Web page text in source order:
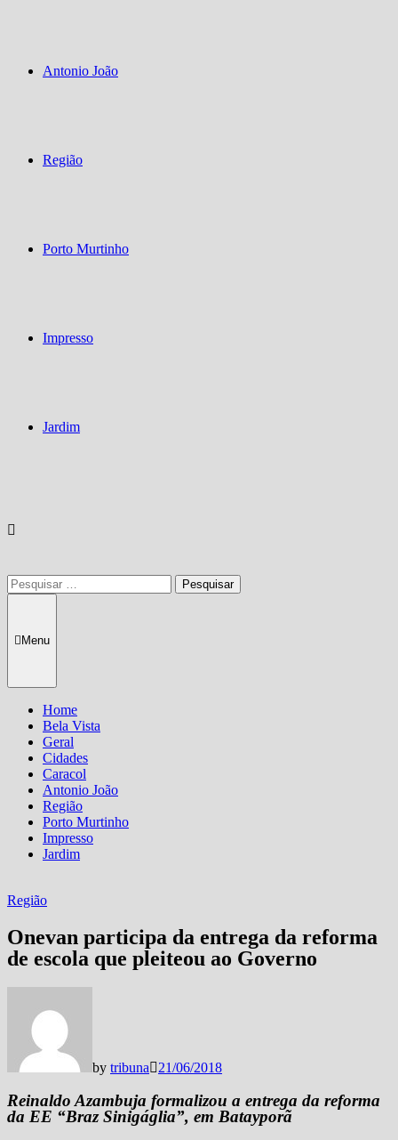
Antonio João
Região
Porto Murtinho
Impresso
Jardim
Pesquisar
por:
Menu
Home
Bela Vista
Geral
Cidades
Caracol
Antonio João
Região
Porto Murtinho
Impresso
Jardim
Região
Onevan participa da entrega da reforma
de escola que pleiteou ao Governo
by tribuna 21/06/2018
Reinaldo Azambuja formalizou a entrega da reforma
da EE “Braz Sinigáglia”, em Batayporã